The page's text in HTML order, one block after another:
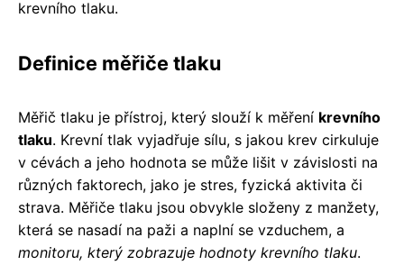
krevního tlaku.
Definice měřiče tlaku
Měřič tlaku je přístroj, který slouží k měření krevního
tlaku. Krevní tlak vyjadřuje sílu, s jakou krev cirkuluje
v cévách a jeho hodnota se může lišit v závislosti na
různých faktorech, jako je stres, fyzická aktivita či
strava. Měřiče tlaku jsou obvykle složeny z manžety,
která se nasadí na paži a naplní se vzduchem, a
monitoru, který zobrazuje hodnoty krevního tlaku.